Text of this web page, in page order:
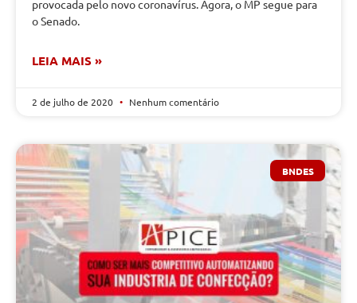
provocada pelo novo coronavírus. Agora, o MP segue para
o Senado.
LEIA MAIS »
2 de julho de 2020 Nenhum comentário
BNDES